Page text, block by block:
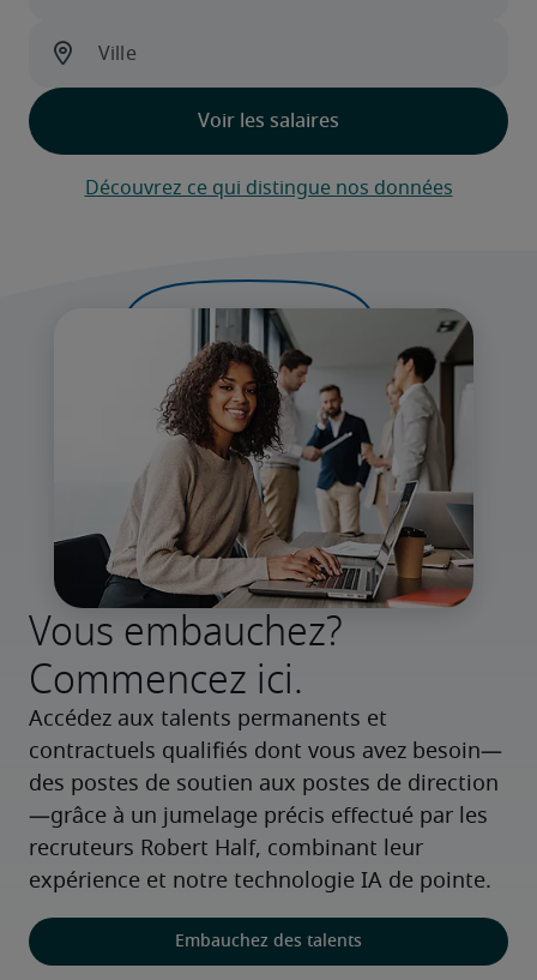
Découvrez ce qui distingue nos données
Vous embauchez?
Commencez ici.
Accédez aux talents permanents et
contractuels qualifiés dont vous avez besoin—
des postes de soutien aux postes de direction
—grâce à un jumelage précis effectué par les
recruteurs Robert Half, combinant leur
expérience et notre technologie IA de pointe.
Embauchez des talents